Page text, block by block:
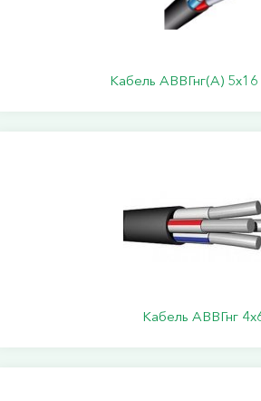
Кабель АВВГнг(А) 5х16
Кабель АВВГнг